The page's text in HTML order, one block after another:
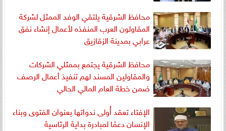
محافظ الشرقية يلتقي الوفد الممثل لشركة
المقاولون العرب المنفذه لأعمال إنشاء نفق
عرابي بمدينة الزقازيق
محافظ الشرقية يجتمع بممثلي الشركات
والمقاولين المسند لهم تنفيذ أعمال الرصف
ضمن خطة العام المالي الحالي
الإفتاء تعقد أُولى ندواتها بعنوان الفتوى وبناء
الإنسان دعمًا لمبادرة بداية الرئاسية